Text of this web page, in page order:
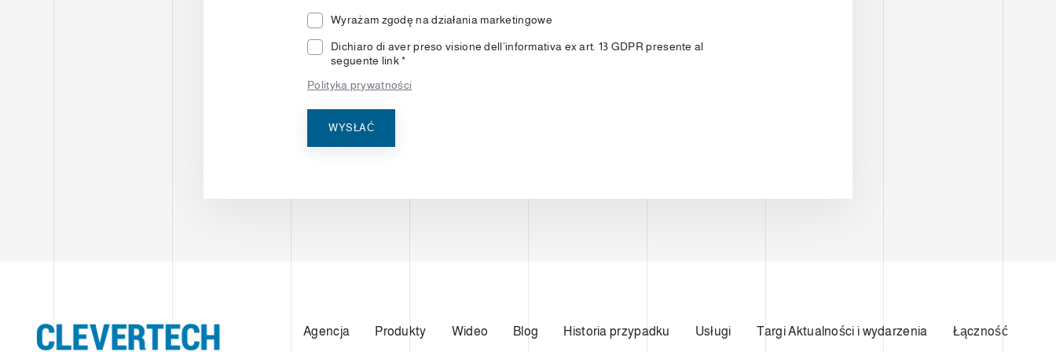
Wyrażam zgodę na działania marketingowe
Dichiaro di aver preso visione dell’informativa ex art. 13 GDPR presente al
seguente link *
Polityka prywatności
WYSŁAĆ
Agencja Produkty Wideo Blog Historia przypadku Usługi Targi Aktualności i wydarzenia Łączność